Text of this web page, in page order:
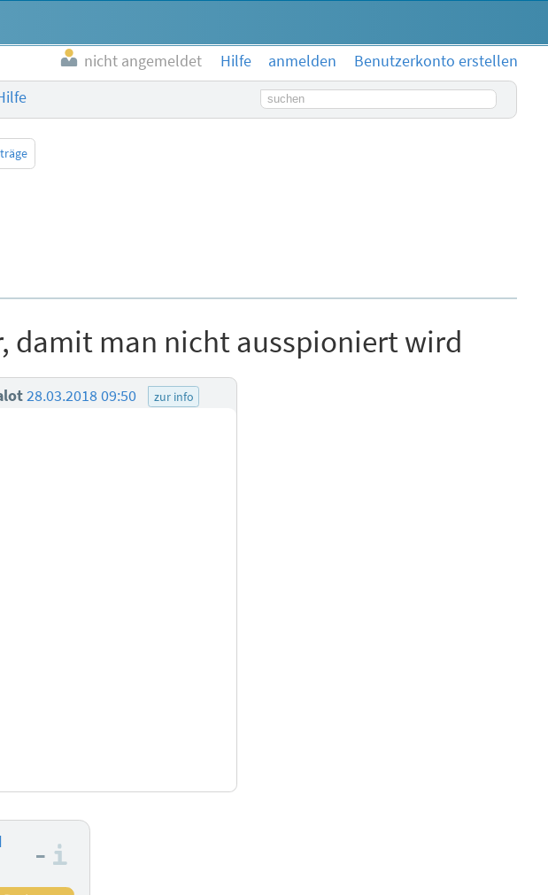
nicht angemeldet Hilfe anmelden
Benutzerkonto erstellen
Suchbegriff
damit man nicht ausspioniert wird
28.03.2018 09:50 zur info
–